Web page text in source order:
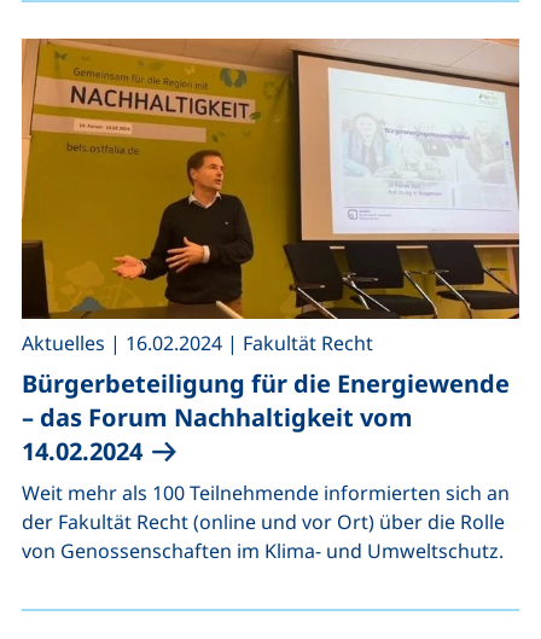
Bürgerbeteiligung für die Energiewende
– das Forum Nachhaltigkeit vom
14.02.2024
Aktuelles | 16.02.2024 | Fakultät Recht
Weit mehr als 100 Teilnehmende informierten sich an
der Fakultät Recht (online und vor Ort) über die Rolle
von Genossenschaften im Klima- und Umweltschutz.